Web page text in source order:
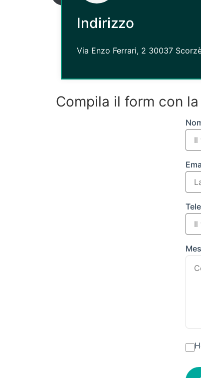
Indirizzo
Via Enzo Ferrari, 2 30037
Compila il form con